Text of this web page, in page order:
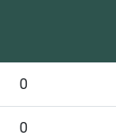
0
0